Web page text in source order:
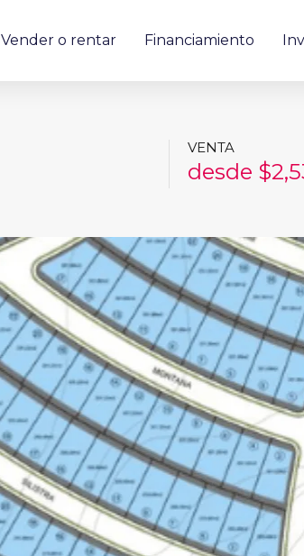
Vender o rentar Financiamiento
VENTA
desde